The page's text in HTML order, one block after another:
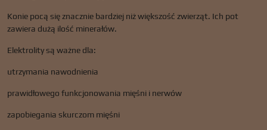
Konie pocą się znacznie bardziej niż większość zwierząt. Ich pot
zawiera dużą ilość minerałów.
Elektrolity są ważne dla:
utrzymania nawodnienia
prawidłowego funkcjonowania mięśni i nerwów
zapobiegania skurczom mięśni